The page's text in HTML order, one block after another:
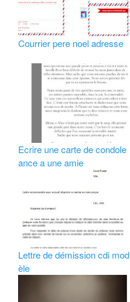
Courrier pere noel adresse
Ecrire une carte de condole
ance a une amie
Lettre de démission cdi mod
èle